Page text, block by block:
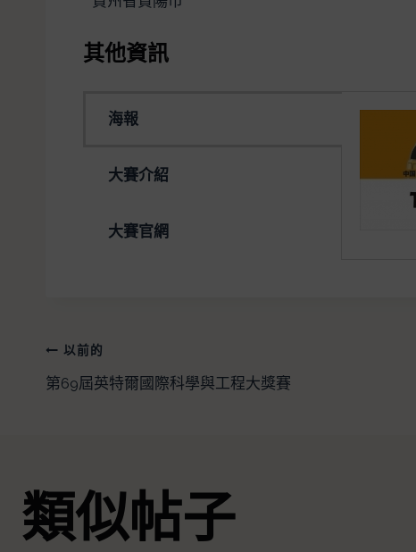
其他資訊
海報
大賽介紹
大賽官網
以前的
第69屆英特爾國際科學與工程大獎賽
類似帖子